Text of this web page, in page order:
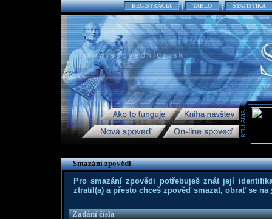
REGISTRÁCIA TABLO ŠTATISTIKA
Smazání zpovědi
Pro smazání zpovědi potřebuješ znát její
ztratil(a) a přesto chceš zpověď smazat, obrať se na
Zadání čísla